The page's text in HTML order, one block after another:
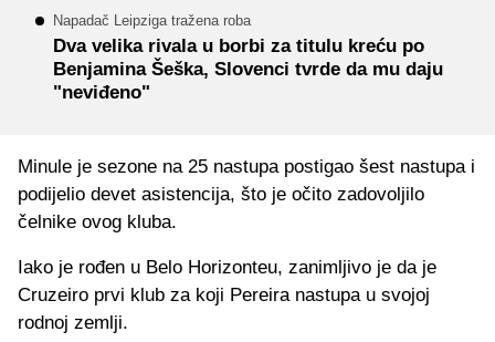
Napadač Leipziga tražena roba
Dva velika rivala u borbi za titulu kreću po
Benjamina Šeška, Slovenci tvrde da mu daju
"neviđeno"
Minule je sezone na 25 nastupa postigao šest nastupa i
podijelio devet asistencija, što je očito zadovoljilo
čelnike ovog kluba.
Iako je rođen u Belo Horizonteu, zanimljivo je da je
Cruzeiro prvi klub za koji Pereira nastupa u svojoj
rodnoj zemlji.